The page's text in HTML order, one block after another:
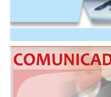
AGENDA
SEESP NOTÍCIAS
NOTÍCIAS NO WHATSAPP
FOTOS